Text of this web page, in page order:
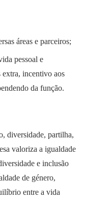
áreas e parceiros;
pessoal e
incentivo aos
da função.
diversidade, partilha,
valoriza a igualdade
e inclusão
de género,
entre a vida